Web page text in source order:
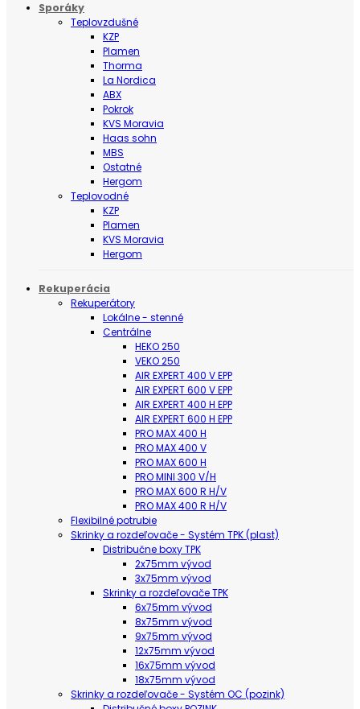
Sporáky
Teplovzdušné
KZP
Plamen
Thorma
La Nordica
ABX
Pokrok
KVS Moravia
Haas sohn
MBS
Ostatné
Hergom
Teplovodné
KZP
Plamen
KVS Moravia
Hergom
Rekuperácia
Rekuperátory
Lokálne - stenné
Centrálne
HEKO 250
VEKO 250
AIR EXPERT 400 V EPP
AIR EXPERT 600 V EPP
AIR EXPERT 400 H EPP
AIR EXPERT 600 H EPP
PRO MAX 400 H
PRO MAX 400 V
PRO MAX 600 H
PRO MINI 300 V/H
PRO MAX 600 R H/V
PRO MAX 400 R H/V
Flexibilné potrubie
Skrinky a rozdeľovače - Systém TPK (plast)
Distribučne boxy TPK
2x75mm vývod
3x75mm vývod
Skrinky a rozdeľovače TPK
6x75mm vývod
8x75mm vývod
9x75mm vývod
12x75mm vývod
16x75mm vývod
18x75mm vývod
Skrinky a rozdeľovače - Systém OC (pozink)